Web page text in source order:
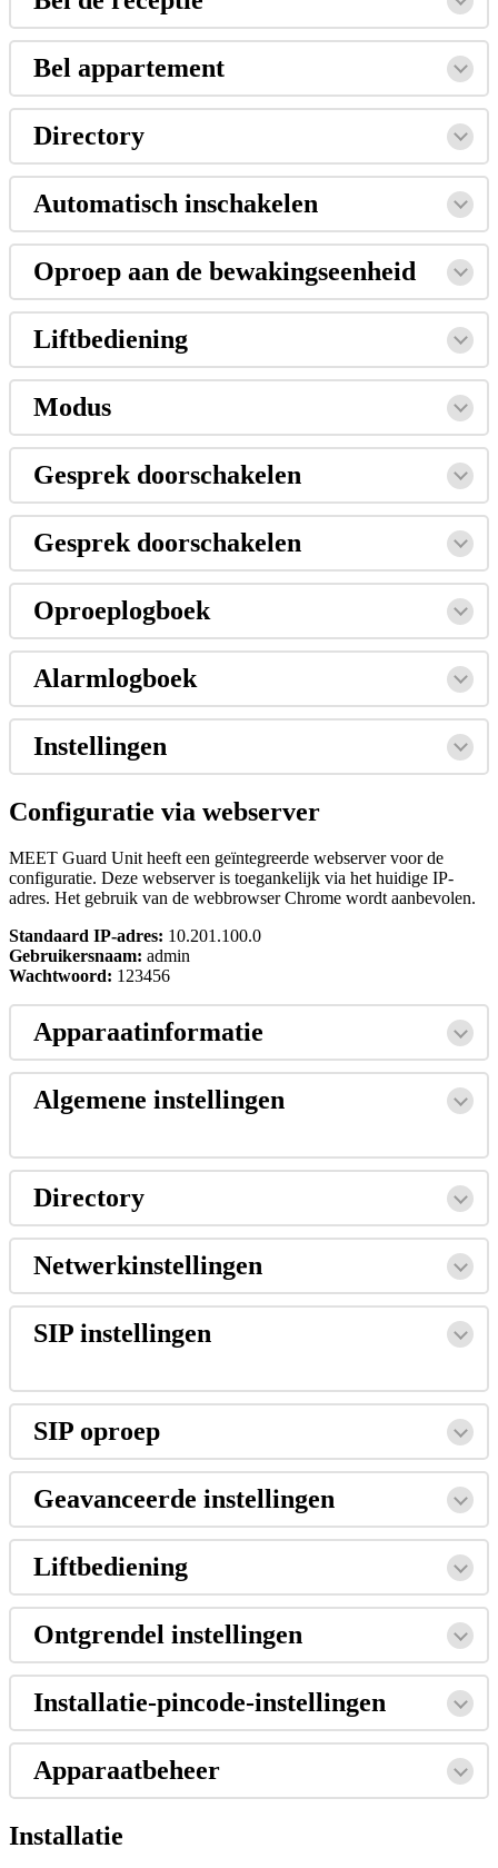
Bel appartement
Directory
Automatisch inschakelen
Oproep aan de bewakingseenheid
Liftbediening
Modus
Gesprek doorschakelen
Gesprek doorschakelen
Oproeplogboek
Alarmlogboek
Instellingen
Configuratie via webserver
MEET Guard Unit heeft een geïntegreerde webserver voor de
configuratie. Deze webserver is toegankelijk via het huidige IP-
adres. Het gebruik van de webbrowser Chrome wordt aanbevolen.
Standaard IP-adres: 10.201.100.0
Gebruikersnaam: admin
Wachtwoord: 123456
Apparaatinformatie
Algemene instellingen
Directory
Netwerkinstellingen
SIP instellingen
SIP oproep
Geavanceerde instellingen
Liftbediening
Ontgrendel instellingen
Installatie-pincode-instellingen
Apparaatbeheer
Installatie